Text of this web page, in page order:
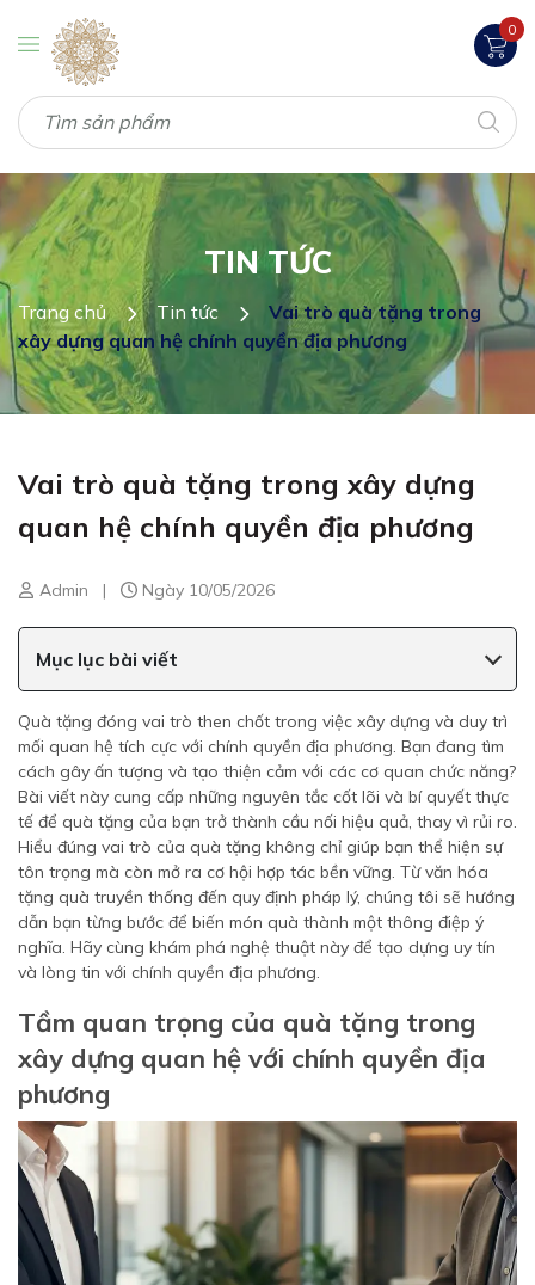
0
TIN TỨC
Trang chủ Tin tức
Vai trò quà tặng trong
xây dựng quan hệ chính quyền địa phương
Vai trò quà tặng trong xây dựng
quan hệ chính quyền địa phương
Admin | Ngày 10/05/2026
Mục lục bài viết
Quà tặng đóng vai trò then chốt trong việc xây dựng và duy trì
mối quan hệ tích cực với chính quyền địa phương. Bạn đang tìm
cách gây ấn tượng và tạo thiện cảm với các cơ quan chức năng?
Bài viết này cung cấp những nguyên tắc cốt lõi và bí quyết thực
tế để quà tặng của bạn trở thành cầu nối hiệu quả, thay vì rủi ro.
Hiểu đúng vai trò của quà tặng không chỉ giúp bạn thể hiện sự
tôn trọng mà còn mở ra cơ hội hợp tác bền vững. Từ văn hóa
tặng quà truyền thống đến quy định pháp lý, chúng tôi sẽ hướng
dẫn bạn từng bước để biến món quà thành một thông điệp ý
nghĩa. Hãy cùng khám phá nghệ thuật này để tạo dựng uy tín
và lòng tin với chính quyền địa phương.
Tầm quan trọng của quà tặng trong
xây dựng quan hệ với chính quyền địa
phương